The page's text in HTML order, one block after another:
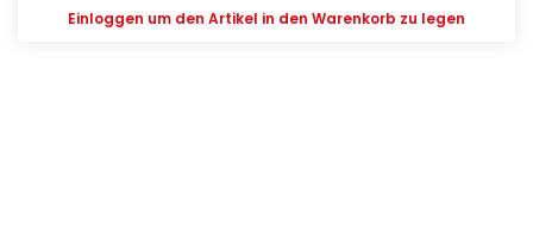
Einloggen um den Artikel in den Warenkorb zu legen